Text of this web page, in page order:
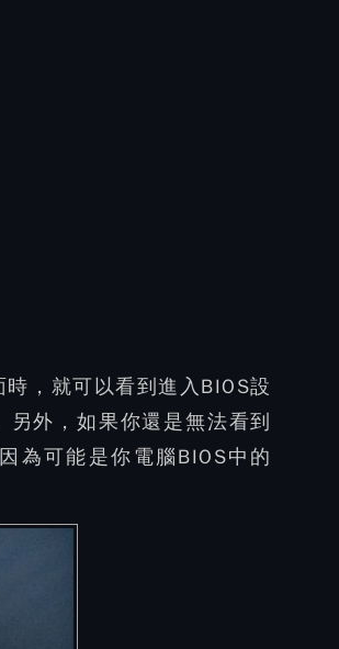
，就可以看到進入BIOS設
外，如果你還是無法看到
為可能是你電腦BIOS中的